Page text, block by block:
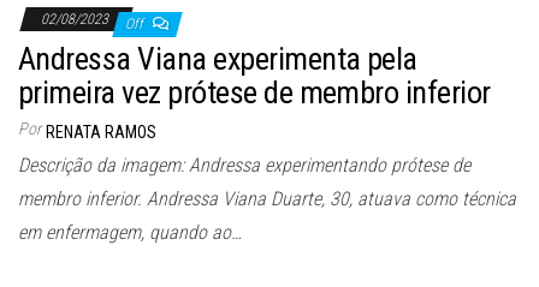
02/08/2023 Off
Andressa Viana experimenta pela
primeira vez prótese de membro inferior
Por RENATA RAMOS
Descrição da imagem: Andressa experimentando prótese de
membro inferior. Andressa Viana Duarte, 30, atuava como técnica
em enfermagem, quando ao…